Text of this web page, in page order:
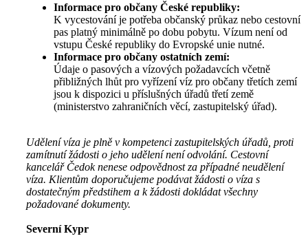
Informace pro občany České republiky:
K vycestování je potřeba občanský průkaz nebo cestovní
pas platný minimálně po dobu pobytu. Vízum není od
vstupu České republiky do Evropské unie nutné.
Informace pro občany ostatních zemí:
Údaje o pasových a vízových požadavcích včetně
přibližných lhůt pro vyřízení víz pro občany třetích zemí
jsou k dispozici u příslušných úřadů třetí země
(ministerstvo zahraničních věcí, zastupitelský úřad).
Udělení víza je plně v kompetenci zastupitelských úřadů, proti
zamítnutí žádosti o jeho udělení není odvolání. Cestovní
kancelář Čedok nenese odpovědnost za případné neudělení
víza. Klientům doporučujeme podávat žádosti o víza s
dostatečným předstihem a k žádosti dokládat všechny
požadované dokumenty.
Severní Kypr